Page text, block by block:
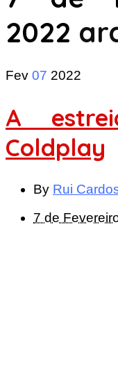
2022
Fev 07 2022
A
Coldplay
By Rui
7 de